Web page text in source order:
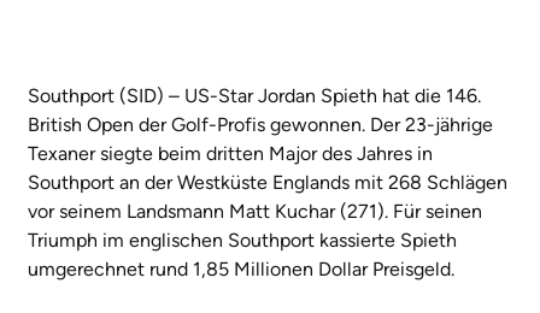
Southport (SID) – US-Star Jordan Spieth hat die 146.
British Open der Golf-Profis gewonnen. Der 23-jährige
Texaner siegte beim dritten Major des Jahres in
Southport an der Westküste Englands mit 268 Schlägen
vor seinem Landsmann Matt Kuchar (271). Für seinen
Triumph im englischen Southport kassierte Spieth
umgerechnet rund 1,85 Millionen Dollar Preisgeld.